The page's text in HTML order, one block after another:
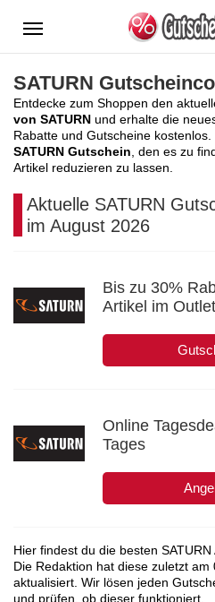
Menü
SATURN
Entdecke zum Shoppen den
von SATURN und erhalte die
Rabatte und Gutscheine
SATURN Gutschein , den es zu
Artikel reduzieren zu lassen.
Aktuelle SATURN
im August 2026
Bis zu 30%
Artikel im Outlet
Online
Tages
Hier findest du die besten
Die Redaktion hat diese zuletzt am
aktualisiert. Wir lösen jeden
und prüfen, ob dieser funktioniert.